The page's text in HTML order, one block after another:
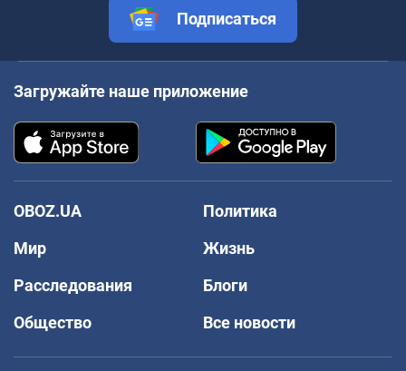
Подписаться
Загружайте наше приложение
OBOZ.UA
Политика
Мир
Жизнь
Расследования
Блоги
Общество
Все новости